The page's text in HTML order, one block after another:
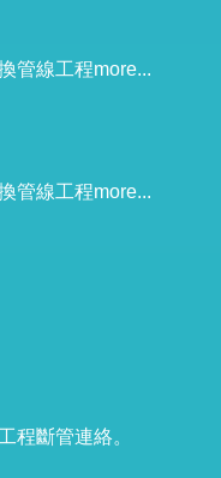
管線工程more...
管線工程more...
程斷管連絡。